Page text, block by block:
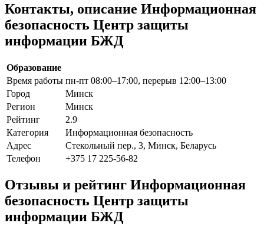
Контакты, описание Информационная
безопасность Центр защиты
информации БЖД
Образование
Время работы пн-пт 08:00–17:00, перерыв 12:00–13:00
Город
Минск
Регион
Минск
Рейтинг
2.9
Категория
Информационная безопасность
Адрес
Стекольный пер., 3, Минск, Беларусь
Телефон
+375 17 225-56-82
Отзывы и рейтинг Информационная
безопасность Центр защиты
информации БЖД